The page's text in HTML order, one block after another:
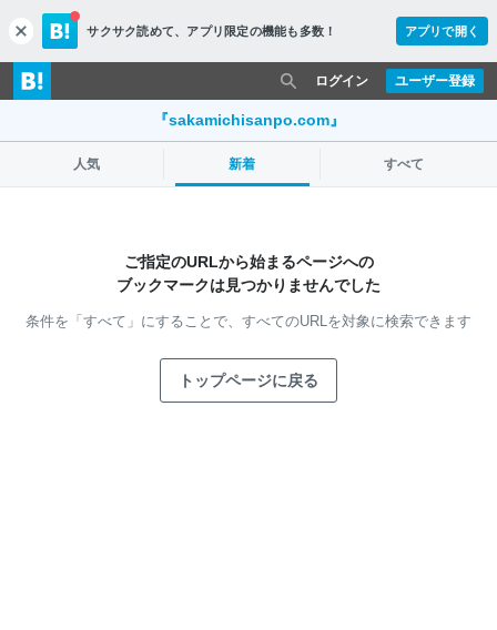
c
l
o
s
サクサク読めて、 アプリ限定の機能も多数！ アプリで開く
ユーザー登録
ログイン
『sakamichisanpo.com』
人気 新着 すべて
ご指定のURLから始まるページへの
ブックマークは見つかりませんでした
条件を「すべて」にすることで、 すべてのURLを対象に検索できます
トップページに戻る